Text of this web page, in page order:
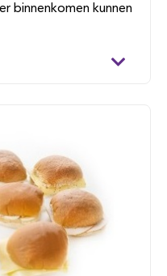
binnenkomen kunnen